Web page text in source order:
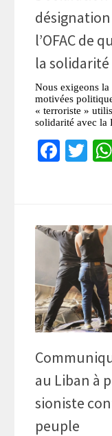
l’OFAC de
la solidarité
Nous exigeons la
motivées
« terroriste »
solidarité avec la
au Liban à
sioniste
peuple